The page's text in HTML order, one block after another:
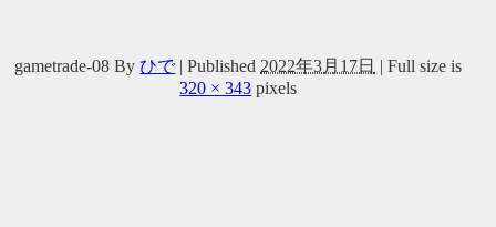
gametrade-08 By ひで | Published 2022年3月17日 | Full size is
320 × 343 pixels